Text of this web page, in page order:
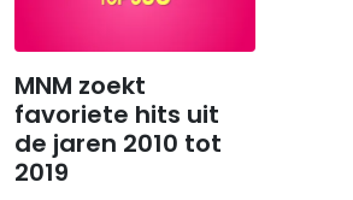
MNM zoekt
favoriete hits uit
de jaren 2010 tot
2019